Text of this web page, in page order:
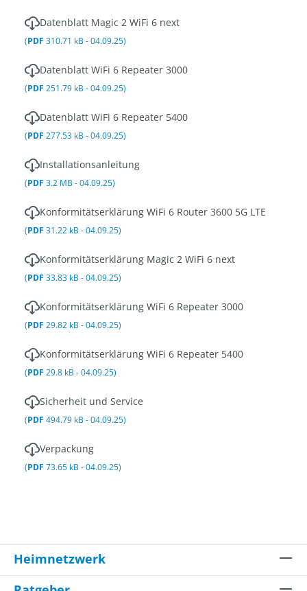
Datenblatt Magic 2 WiFi 6 next
(PDF 310.71 kB - 04.09.25)
Datenblatt WiFi 6 Repeater 3000
(PDF 251.79 kB - 04.09.25)
Datenblatt WiFi 6 Repeater 5400
(PDF 277.53 kB - 04.09.25)
Installationsanleitung
(PDF 3.2 MB - 04.09.25)
Konformitätserklärung WiFi 6 Router 3600 5G LTE
(PDF 31.22 kB - 04.09.25)
Konformitätserklärung Magic 2 WiFi 6 next
(PDF 33.83 kB - 04.09.25)
Konformitätserklärung WiFi 6 Repeater 3000
(PDF 29.82 kB - 04.09.25)
Konformitätserklärung WiFi 6 Repeater 5400
(PDF 29.8 kB - 04.09.25)
Sicherheit und Service
(PDF 494.79 kB - 04.09.25)
Verpackung
(PDF 73.65 kB - 04.09.25)
Heimnetzwerk